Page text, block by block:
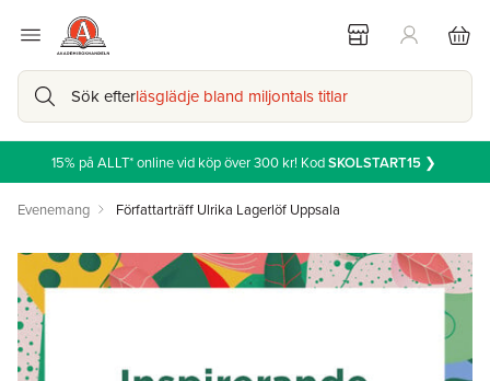
Sök efterläsglädje bland miljontals titlar
15% på ALLT* online vid köp över 300 kr! KodSKOLSTART15❯
Evenemang Författarträff Ulrika Lagerlöf Uppsala